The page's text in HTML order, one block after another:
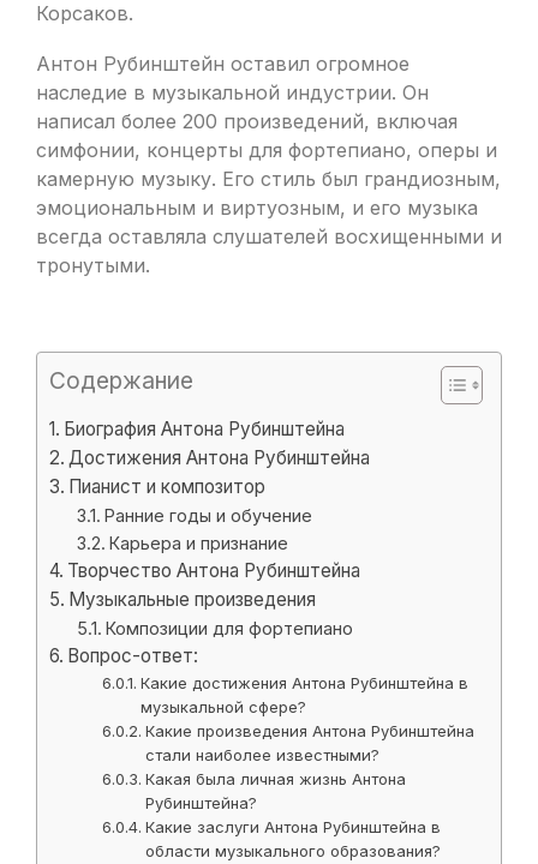
Корсаков.
Антон Рубинштейн оставил огромное
наследие в музыкальной индустрии. Он
написал более 200 произведений, включая
симфонии, концерты для фортепиано, оперы и
камерную музыку. Его стиль был грандиозным,
эмоциональным и виртуозным, и его музыка
всегда оставляла слушателей восхищенными и
тронутыми.
Содержание
Биография Антона Рубинштейна
Достижения Антона Рубинштейна
Пианист и композитор
Ранние годы и обучение
Карьера и признание
Творчество Антона Рубинштейна
Музыкальные произведения
Композиции для фортепиано
Вопрос-ответ:
Какие достижения Антона Рубинштейна в
музыкальной сфере?
Какие произведения Антона Рубинштейна
стали наиболее известными?
Какая была личная жизнь Антона
Рубинштейна?
Какие заслуги Антона Рубинштейна в
области музыкального образования?